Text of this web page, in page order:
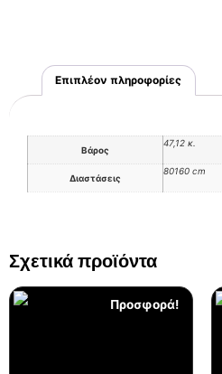
Επιπλέον πληροφορίες
Βάρος
47,12 κ.
Διαστάσεις
80160 cm
Σχετικά προϊόντα
Προσφορά!